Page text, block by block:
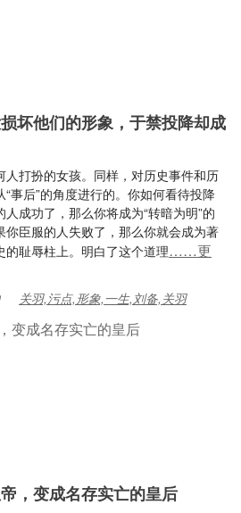
坏他们的形象，于禁投降却成
人打扮的女孩。同样，对历史事件和历
事后”的角度进行的。你如何看待投降
成功了，那么你将成为“转暗为明”的
你臣服的人失败了，那么你就会成为著
的耻辱柱上。明白了这个道理……更
关羽,污点,形象,一生,刘备,关羽
，变成名存实亡的皇后